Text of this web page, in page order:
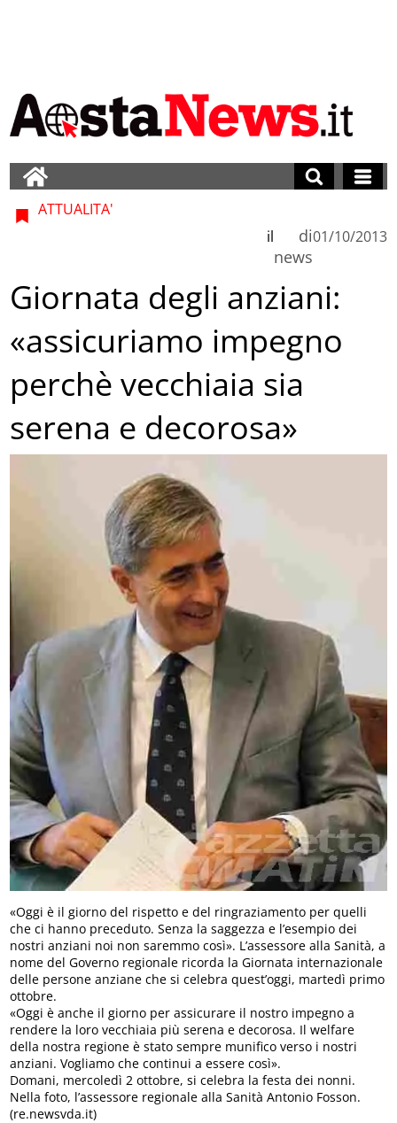
ATTUALITA'
di
news
il 01/10/2013
Giornata degli anziani:
«assicuriamo impegno
perchè vecchiaia sia
serena e decorosa»
«Oggi è il giorno del rispetto e del ringraziamento per quelli
che ci hanno preceduto. Senza la saggezza e l’esempio dei
nostri anziani noi non saremmo così». L’assessore alla Sanità, a
nome del Governo regionale ricorda la Giornata internazionale
delle persone anziane che si celebra quest’oggi, martedì primo
ottobre.
«Oggi è anche il giorno per assicurare il nostro impegno a
rendere la loro vecchiaia più serena e decorosa. Il welfare
della nostra regione è stato sempre munifico verso i nostri
anziani. Vogliamo che continui a essere così».
Domani, mercoledì 2 ottobre, si celebra la festa dei nonni.
Nella foto, l’assessore regionale alla Sanità Antonio Fosson.
(re.newsvda.it)